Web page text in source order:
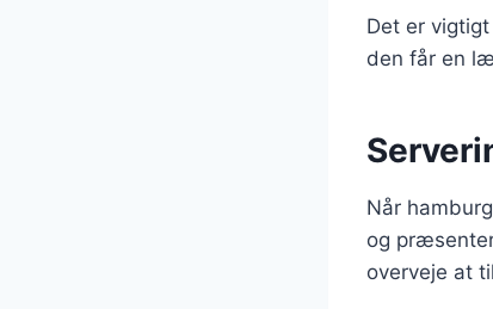
Det er
den får en
Når
og
overveje at